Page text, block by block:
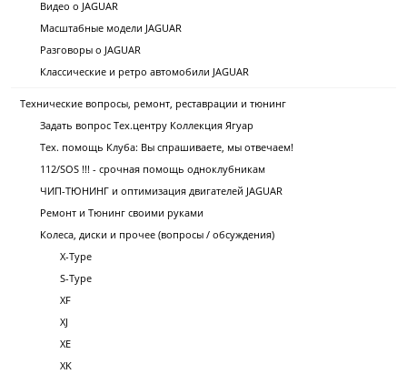
Видео о JAGUAR
Масштабные модели JAGUAR
Разговоры о JAGUAR
Классические и ретро автомобили JAGUAR
Технические вопросы, ремонт, реставрации и тюнинг
Задать вопрос Тех.центру Коллекция Ягуар
Тех. помощь Клуба: Вы спрашиваете, мы отвечаем!
112/SOS !!! - срочная помощь одноклубникам
ЧИП-ТЮНИНГ и оптимизация двигателей JAGUAR
Ремонт и Тюнинг своими руками
Колеса, диски и прочее (вопросы / обсуждения)
X-Type
S-Type
XF
XJ
XE
XK